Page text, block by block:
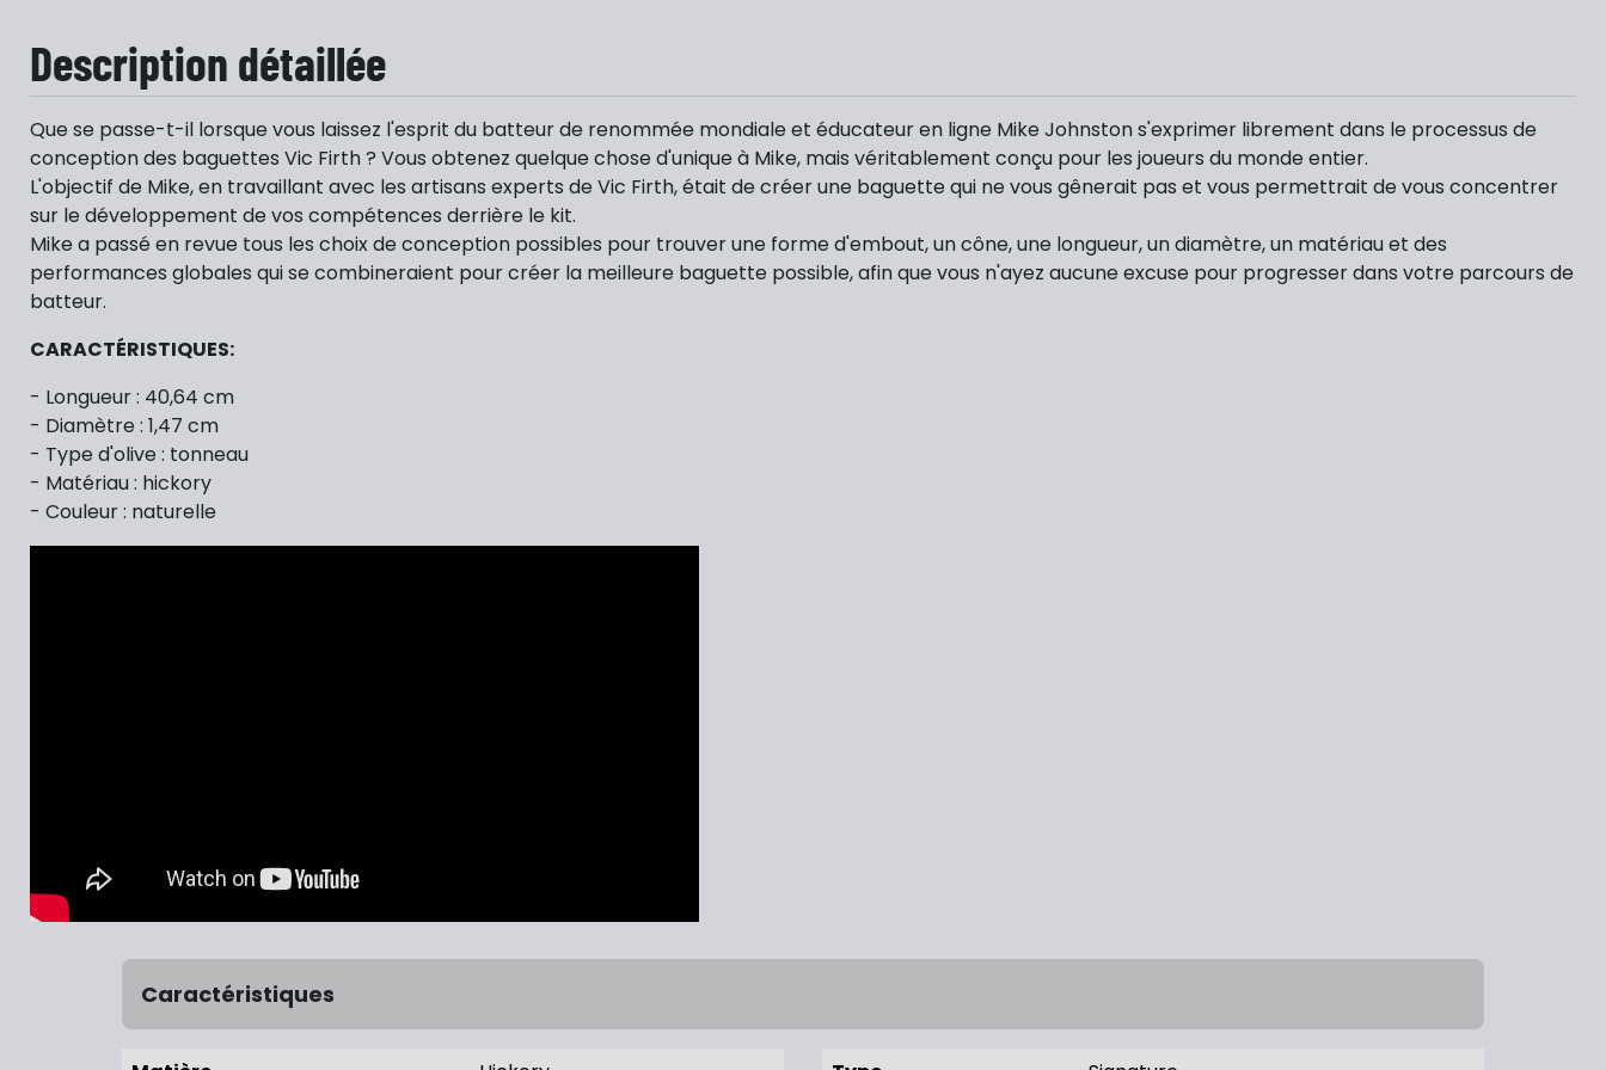
Description détaillée
Que se passe-t-il lorsque vous laissez l'esprit du batteur de renommée mondiale et éducateur en ligne Mike Johnston s'exprimer librement dans le processus de
conception des baguettes Vic Firth ? Vous obtenez quelque chose d'unique à Mike, mais véritablement conçu pour les joueurs du monde entier.
L'objectif de Mike, en travaillant avec les artisans experts de Vic Firth, était de créer une baguette qui ne vous gênerait pas et vous permettrait de vous concentrer
sur le développement de vos compétences derrière le kit.
Mike a passé en revue tous les choix de conception possibles pour trouver une forme d'embout, un cône, une longueur, un diamètre, un matériau et des
performances globales qui se combineraient pour créer la meilleure baguette possible, afin que vous n'ayez aucune excuse pour progresser dans votre parcours de
batteur.
CARACTÉRISTIQUES:
- Longueur : 40,64 cm
- Diamètre : 1,47 cm
- Type d'olive : tonneau
- Matériau : hickory
- Couleur : naturelle
Caractéristiques